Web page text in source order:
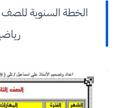
الخطة السنوية للصف